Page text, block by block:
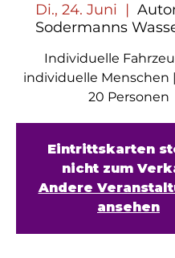
Di., 24. Juni
  |
Sodermanns
Individuelle
individuelle Menschen
20 Personen
Eintrittskarten
nicht zum
Andere
ansehen